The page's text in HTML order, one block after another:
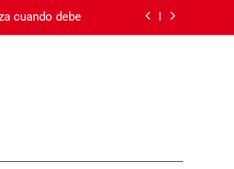
cuando debe